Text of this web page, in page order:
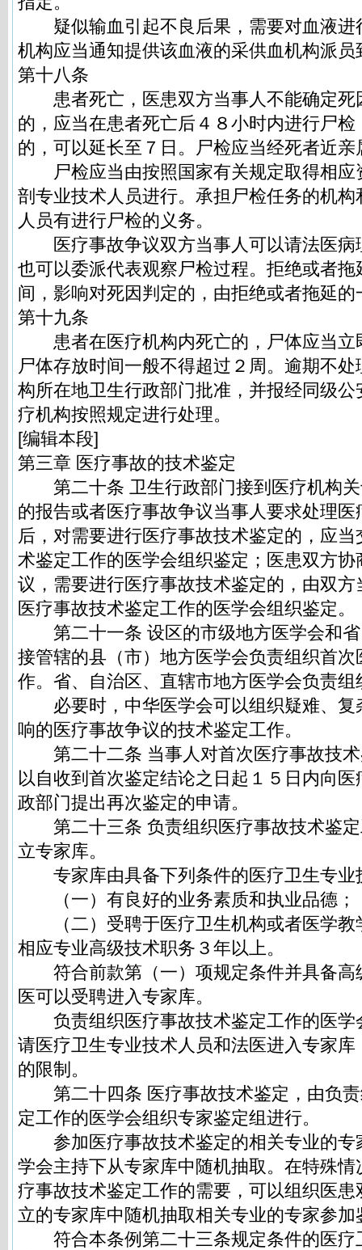
疑似输血引起不良后果，需要对血液进
机构应当通知提供该血液的采供血机构派员
第十八条
患者死亡，医患双方当事人不能确定死
的，应当在患者死亡后４８小时内进行尸
的，可以延长至７日。尸检应当经死者近
尸检应当由按照国家有关规定取得相应
剖专业技术人员进行。承担尸检任务的机
人员有进行尸检的义务。
医疗事故争议双方当事人可以请法医病
也可以委派代表观察尸检过程。拒绝或者
间，影响对死因判定的，由拒绝或者拖延
第十九条
患者在医疗机构内死亡的，尸体应当立
尸体存放时间一般不得超过２周。逾期不
构所在地卫生行政部门批准，并报经同级
疗机构按照规定进行处理。
[编辑本段]
第三章 医疗事故的技术鉴定
第二十条 卫生行政部门接到医疗机构关
的报告或者医疗事故争议当事人要求处理
后，对需要进行医疗事故技术鉴定的，应
术鉴定工作的医学会组织鉴定；医患双方
议，需要进行医疗事故技术鉴定的，由双
医疗事故技术鉴定工作的医学会组织鉴定。
第二十一条 设区的市级地方医学会和省
接管辖的县（市）地方医学会负责组织首
作。省、自治区、直辖市地方医学会负责
必要时，中华医学会可以组织疑难、复
响的医疗事故争议的技术鉴定工作。
第二十二条 当事人对首次医疗事故技术
以自收到首次鉴定结论之日起１５日内向
政部门提出再次鉴定的申请。
第二十三条 负责组织医疗事故技术鉴定
立专家库。
专家库由具备下列条件的医疗卫生专业
（一）有良好的业务素质和执业品德；
（二）受聘于医疗卫生机构或者医学教
相应专业高级技术职务３年以上。
符合前款第（一）项规定条件并具备高
医可以受聘进入专家库。
负责组织医疗事故技术鉴定工作的医学
请医疗卫生专业技术人员和法医进入专家
的限制。
第二十四条 医疗事故技术鉴定，由负责
定工作的医学会组织专家鉴定组进行。
参加医疗事故技术鉴定的相关专业的专
学会主持下从专家库中随机抽取。在特殊
疗事故技术鉴定工作的需要，可以组织医
立的专家库中随机抽取相关专业的专家参
符合本条例第二十三条规定条件的医疗